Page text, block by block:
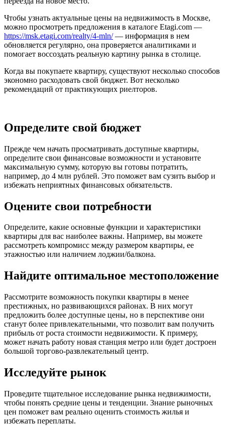
Чтобы узнать актуальные цены на недвижимость в Москве,
можно просмотреть предложения в каталоге Etagi.com —
https://msk.etagi.com/realty/4-mln/— информация в нем
обновляется регулярно, она проверяется аналитиками и
помогает воссоздать реальную картину рынка в столице.
Когда вы покупаете квартиру, существуют несколько способов
экономно расходовать свой бюджет. Вот несколько
рекомендаций от практикующих риелторов.
Определите свой бюджет
Прежде чем начать просматривать доступные квартиры,
определите свои финансовые возможности и установите
максимальную сумму, которую вы готовы потратить,
например, до 4 млн рублей. Это поможет вам сузить выбор и
избежать неприятных финансовых обязательств.
Оцените свои потребности
Определите, какие основные функции и характеристики
квартиры для вас наиболее важны. Например, вы можете
рассмотреть компромисс между размером квартиры, ее
этажностью или наличием лоджии/балкона.
Найдите оптимальное местоположение
Рассмотрите возможность покупки квартиры в менее
престижных, но развивающихся районах. В них могут
предложить более доступные цены, но в перспективе они
станут более привлекательными, что позволит вам получить
прибыль от роста стоимости недвижимости. К примеру,
может начать работу новая станция метро или будет достроен
большой торгово-развлекательный центр.
Исследуйте рынок
Проведите тщательное исследование рынка недвижимости,
чтобы понять средние цены и тенденции. Знание рыночных
цен поможет вам реально оценить стоимость жилья и
избежать переплаты.